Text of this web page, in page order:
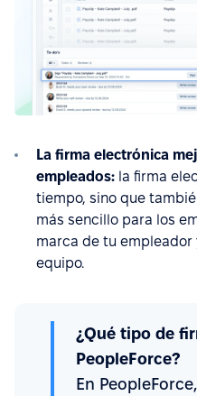
La firma electrónica
empleados: la firma
tiempo, sino que
más sencillo para los
marca de tu empleador
equipo.
¿Qué tipo de
PeopleForce?
En